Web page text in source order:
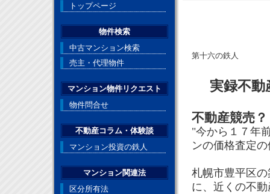
第十六の鉄人
実録不動
不動産競売？
"今から１７年
ンの価格査定
札幌市豊平区
に、近くの不
トップページ
物件検索
中古マンション検索
売主・代理物件
マンション物件リクエスト
物件問合せ
不動産コラム・体験談
マンション投資の鉄人
マンション関連法
区分所有法